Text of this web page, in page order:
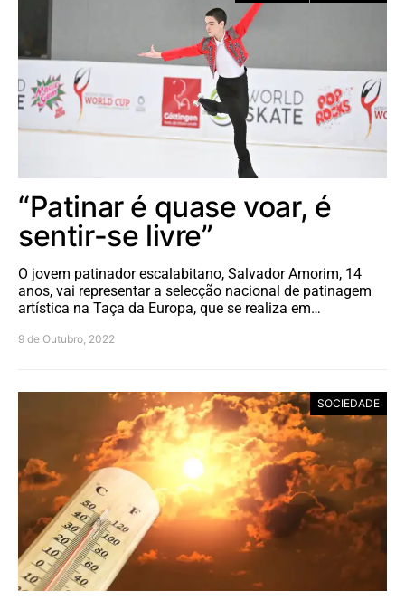
“Patinar é quase voar, é
sentir-se livre”
O jovem patinador escalabitano, Salvador Amorim, 14
anos, vai representar a selecção nacional de patinagem
artística na Taça da Europa, que se realiza em…
9 de Outubro, 2022
SOCIEDADE